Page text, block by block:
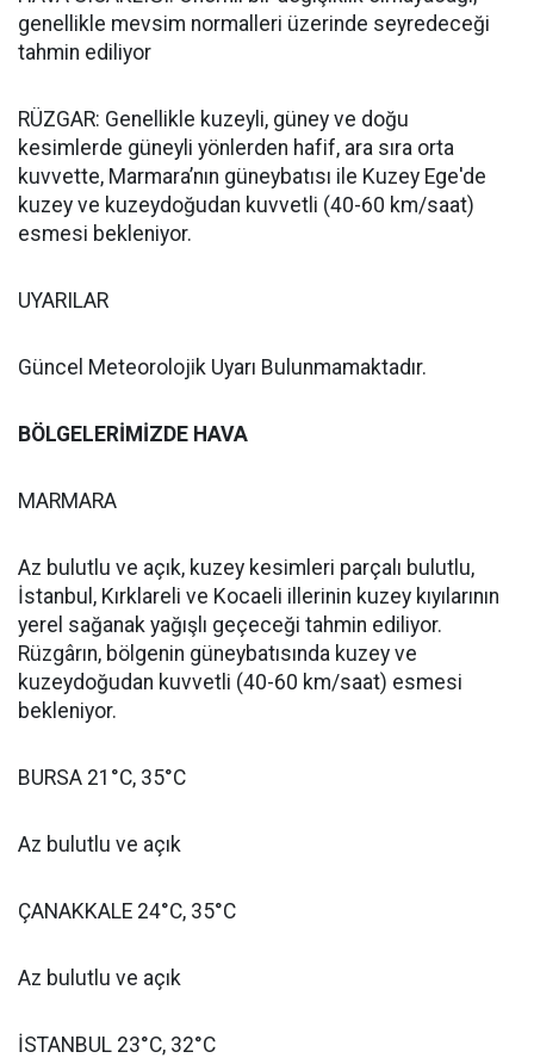
genellikle mevsim normalleri üzerinde seyredeceği
tahmin ediliyor
RÜZGAR: Genellikle kuzeyli, güney ve doğu
kesimlerde güneyli yönlerden hafif, ara sıra orta
kuvvette, Marmara’nın güneybatısı ile Kuzey Ege'de
kuzey ve kuzeydoğudan kuvvetli (40-60 km/saat)
esmesi bekleniyor.
UYARILAR
Güncel Meteorolojik Uyarı Bulunmamaktadır.
BÖLGELERİMİZDE HAVA
MARMARA
Az bulutlu ve açık, kuzey kesimleri parçalı bulutlu,
İstanbul, Kırklareli ve Kocaeli illerinin kuzey kıyılarının
yerel sağanak yağışlı geçeceği tahmin ediliyor.
Rüzgârın, bölgenin güneybatısında kuzey ve
kuzeydoğudan kuvvetli (40-60 km/saat) esmesi
bekleniyor.
BURSA 21°C, 35°C
Az bulutlu ve açık
ÇANAKKALE 24°C, 35°C
Az bulutlu ve açık
İSTANBUL 23°C, 32°C